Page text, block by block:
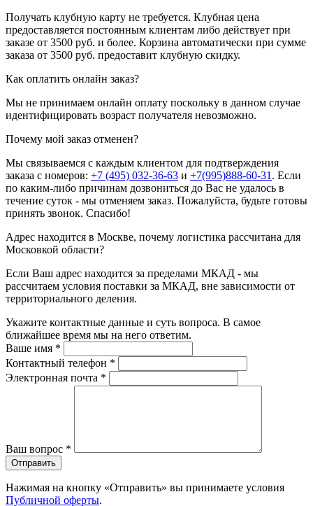
Получать клубную карту не требуется. Клубная цена
предоставляется постоянным клиентам либо действует при
заказе от 3500 руб. и более. Корзина автоматически при сумме
заказа от 3500 руб. предоставит клубную скидку.
Как оплатить онлайн заказ?
Мы не принимаем онлайн оплату поскольку в данном случае
идентифицировать возраст получателя невозможно.
Почему мой заказ отменен?
Мы связываемся с каждым клиентом для подтверждения
заказа с номеров: +7 (495) 032-36-63 и +7(995)888-60-31 . Если
по каким-либо причинам дозвониться до Вас не удалось в
течение суток - мы отменяем заказ. Пожалуйста, будьте готовы
принять звонок. Спасибо!
Адрес находится в Москве, почему логистика рассчитана для
Московкой области?
Если Ваш адрес находится за пределами МКАД - мы
рассчитаем условия поставки за МКАД, вне зависимости от
территориального деления.
Укажите контактные данные и суть вопроса. В самое
ближайшее время мы на него ответим.
Ваше имя *
Контактный телефон *
Электронная почта *
Ваш вопрос *
Отправить
Нажимая на кнопку «Отправить» вы принимаете условия
Публичной оферты.